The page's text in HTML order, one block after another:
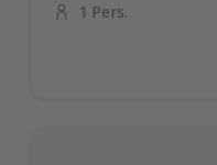
Anzahl der Teilnehmer
1 Pers.